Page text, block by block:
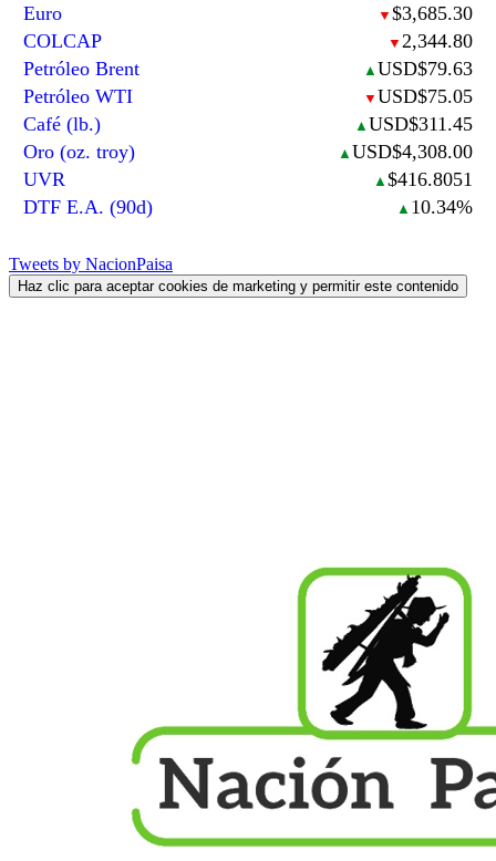
Euro
▼ $3,685.30
COLCAP
▼ 2,344.80
Petróleo Brent
▲ USD$79.63
Petróleo WTI
▼ USD$75.05
Café (lb.)
▲ USD$311.45
Oro (oz. troy)
▲ USD$4,308.00
UVR
▲ $416.8051
DTF E.A. (90d)
▲ 10.34%
Tweets by NacionPaisa
Haz clic para aceptar cookies de marketing y permitir este contenido